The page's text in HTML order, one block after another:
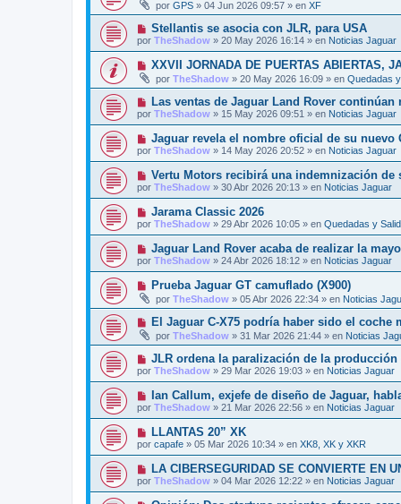
a
e
m
e
n
s
a
e
e
v
o
m
e
n
s
a
e
por GPS » 04 Jun 2026 09:57 » en XF
N
u
e
v
o
m
e
s
a
e
Stellantis se asocia con JLR, para USA
por TheShadow » 20 May 2026 16:14 » en Noticias Jaguar
N
e
v
o
m
e
n
s
a
XXVII JORNADA DE PUERTAS ABIERTAS,
por TheShadow » 20 May 2026 16:09 » en Quedadas
N
u
e
o
m
e
n
s
a
e
Las ventas de Jaguar Land Rover
por TheShadow » 15 May 2026 09:51 » en Noticias Jaguar
N
u
e
v
m
e
n
s
a
e
Jaguar revela el nombre oficial de su nuevo
por TheShadow » 14 May 2026 20:52 » en Noticias Jaguar
N
u
e
o
m
e
n
s
a
e
Vertu Motors recibirá una indemnización
por TheShadow » 30 Abr 2026 20:13 » en Noticias Jaguar
N
u
e
o
m
e
s
a
e
Jarama Classic 2026
por TheShadow » 29 Abr 2026 10:05 » en Quedadas y
N
u
e
v
o
m
e
s
a
e
Jaguar Land Rover acaba de realizar la
por TheShadow » 24 Abr 2026 18:12 » en Noticias Jaguar
N
e
v
o
m
e
n
s
a
e
Prueba Jaguar GT camuflado (X900)
por TheShadow » 05 Abr 2026 22:34 » en Noticias
N
e
o
m
e
s
a
e
El Jaguar C-X75 podría haber sido el coche
por TheShadow » 31 Mar 2026 21:44 » en Noticias
N
u
e
v
o
m
e
s
a
e
JLR ordena la paralización de la
por TheShadow » 29 Mar 2026 19:03 » en Noticias Jaguar
N
u
e
v
o
m
e
s
a
Ian Callum, exjefe de diseño de Jaguar,
por TheShadow » 21 Mar 2026 22:56 » en Noticias Jaguar
N
u
e
v
o
m
e
LLANTAS 20” XK
por capafe » 05 Mar 2026 10:34 » en XK8, XK y XKR
N
u
e
LA CIBERSEGURIDAD SE CONVIERTE EN
por TheShadow » 04 Mar 2026 12:22 » en Noticias Jaguar